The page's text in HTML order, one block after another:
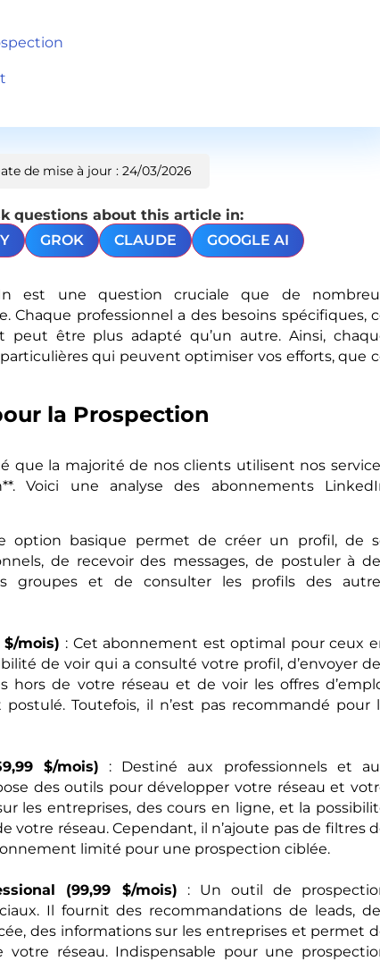
de mise à jour : 24/03/2026
questions about this article in:
GROK CLAUDE GOOGLE AI
est une question cruciale que de
Chaque professionnel a des besoins spécifiques,
peut être plus adapté qu’un autre. Ainsi,
qui peuvent optimiser vos efforts, que
la Prospection
que la majorité de nos clients utilisent nos
Voici une analyse des abonnements
option basique permet de créer un profil, de
de recevoir des messages, de postuler à
groupes et de consulter les profils des
mois) : Cet abonnement est optimal pour ceux
de voir qui a consulté votre profil, d’envoyer
hors de votre réseau et de voir les offres
Toutefois, il n’est pas recommandé pour
$/mois) : Destiné aux professionnels et
des outils pour développer votre réseau et
les entreprises, des cours en ligne, et la
votre réseau. Cependant, il n’ajoute pas de filtres
limité pour une prospection ciblée.
(99,99 $/mois) : Un outil de
Il fournit des recommandations de leads,
des informations sur les entreprises et permet
réseau. Indispensable pour une